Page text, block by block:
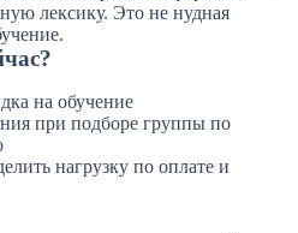
лексику. Это не нудная
на обучение
при подборе группы по
нагрузку по оплате и